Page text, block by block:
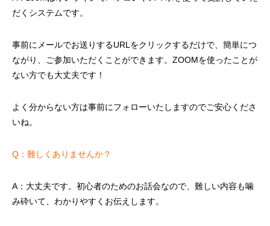
だくシステムです。
事前にメールでお送りするURLをクリックするだけで、簡単につ
ながり、ご参加いただくことができます。ZOOMを使ったことが
ない方でも大丈夫です！
よく分からない方は事前にフォローいたしますのでご安心くださ
いね。
Q：難しくありませんか？
A：大丈夫です。初心者のためのお話会なので、難しい内容も噛
み砕いて、わかりやすくお伝えします。